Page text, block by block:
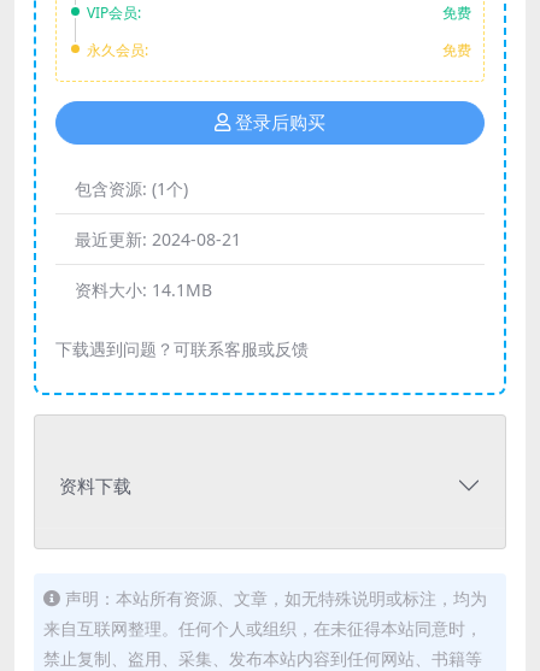
VIP会员:
免费
永久会员:
免费
登录后购买
包含资源: (1个)
最近更新: 2024-08-21
资料大小: 14.1MB
下载遇到问题？可联系客服或反馈
资料下载
声明：本站所有资源、文章，如无特殊说明或标注，均为
来自互联网整理。任何个人或组织，在未征得本站同意时，
禁止复制、盗用、采集、发布本站内容到任何网站、书籍等